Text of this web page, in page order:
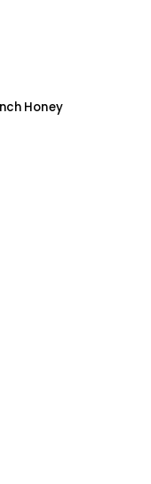
Honey